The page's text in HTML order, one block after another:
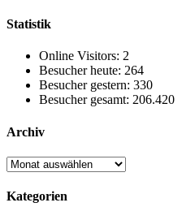
Statistik
Online Visitors: 2
Besucher heute: 264
Besucher gestern: 330
Besucher gesamt: 206.420
Archiv
Archiv
Kategorien